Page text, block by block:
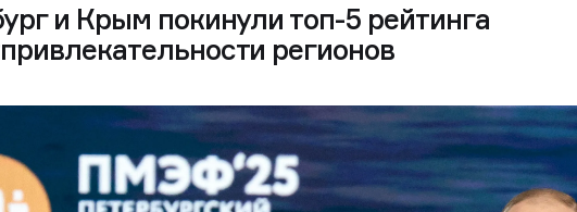
и Крым покинули топ-5 рейтинга
регионов